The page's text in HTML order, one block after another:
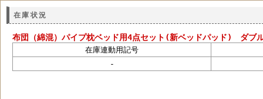
在庫状況
布団（綿混）パイプ枕ベッド用4点セット(新ベッドパッド) ダブ
在庫連動用記号
-